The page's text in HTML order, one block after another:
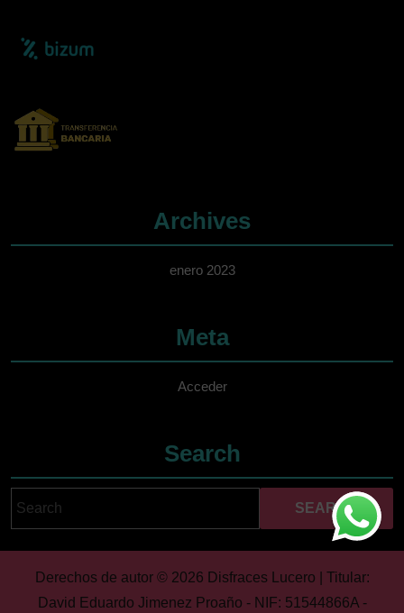
Archives
enero 2023
Meta
Acceder
Search
Cuando hay
Derechos de autor © 2026 Disfraces Lucero | Titular:
David Eduardo Jimenez Proaño - NIF: 51544866A -